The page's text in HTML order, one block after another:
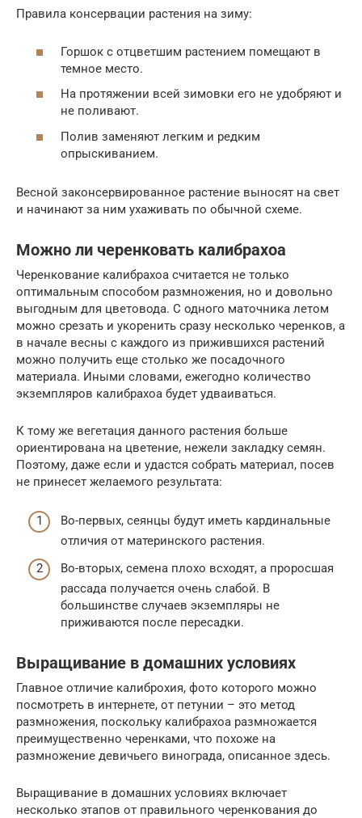
Правила консервации растения на зиму:
Горшок с отцветшим растением помещают в
темное место.
На протяжении всей зимовки его не удобряют и
не поливают.
Полив заменяют легким и редким
опрыскиванием.
Весной законсервированное растение выносят на свет
и начинают за ним ухаживать по обычной схеме.
Можно ли черенковать калибрахоа
Черенкование калибрахоа считается не только
оптимальным способом размножения, но и довольно
выгодным для цветовода. С одного маточника летом
можно срезать и укоренить сразу несколько черенков, а
в начале весны с каждого из прижившихся растений
можно получить еще столько же посадочного
материала. Иными словами, ежегодно количество
экземпляров калибрахоа будет удваиваться.
К тому же вегетация данного растения больше
ориентирована на цветение, нежели закладку семян.
Поэтому, даже если и удастся собрать материал, посев
не принесет желаемого результата:
Во-первых, сеянцы будут иметь кардинальные
отличия от материнского растения.
Во-вторых, семена плохо всходят, а проросшая
рассада получается очень слабой. В
большинстве случаев экземпляры не
приживаются после пересадки.
Выращивание в домашних условиях
Главное отличие калиброхия, фото которого можно
посмотреть в интернете, от петунии – это метод
размножения, поскольку калибрахоа размножается
преимущественно черенками, что похоже на
размножение девичьего винограда, описанное здесь.
Выращивание в домашних условиях включает
несколько этапов от правильного черенкования до